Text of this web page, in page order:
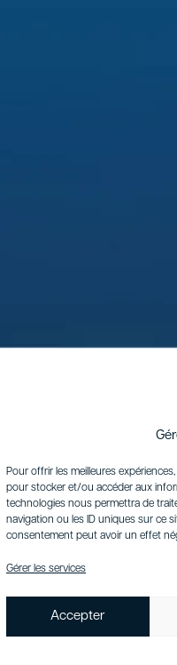
Pour offrir les meilleures
pour stocker et/ou accéder aux
technologies nous permettra de
navigation ou les ID uniques sur ce
consentement peut avoir un effet
Gérer les services
Accepter